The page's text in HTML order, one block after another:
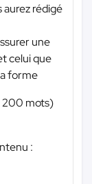
aurez rédigé
une
celui que
forme
200 mots)
: